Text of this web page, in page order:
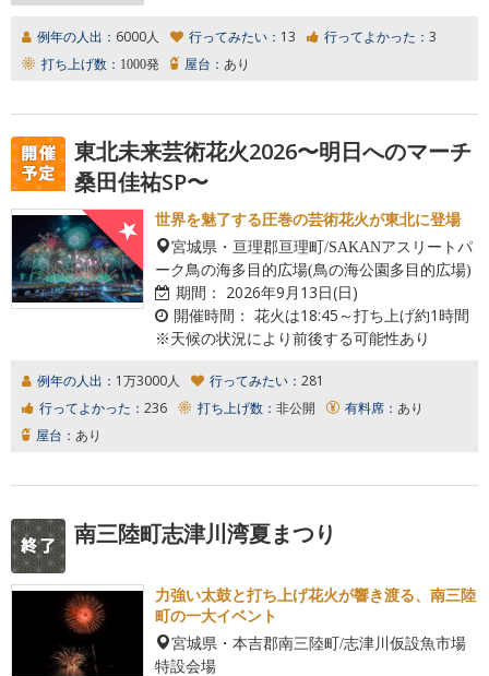
例年の人出： 6000人 行ってみたい： 13 行ってよかった： 3
打ち上げ数： 1000発 屋台： あり
東北未来芸術花火2026〜明日へのマーチ
桑田佳祐SP〜
世界を魅了する圧巻の芸術花火が東北に登場
宮城県・亘理郡亘理町/SAKANアスリートパ
ーク鳥の海多目的広場(鳥の海公園多目的広場)
期間： 2026年9月13日(日)
開催時間： 花火は18:45～打ち上げ約1時間
※天候の状況により前後する可能性あり
例年の人出： 1万3000人 行ってみたい： 281
行ってよかった： 236 打ち上げ数： 非公開 有料席： あり
屋台： あり
南三陸町志津川湾夏まつり
力強い太鼓と打ち上げ花火が響き渡る、南三陸
町の一大イベント
宮城県・本吉郡南三陸町/志津川仮設魚市場
特設会場